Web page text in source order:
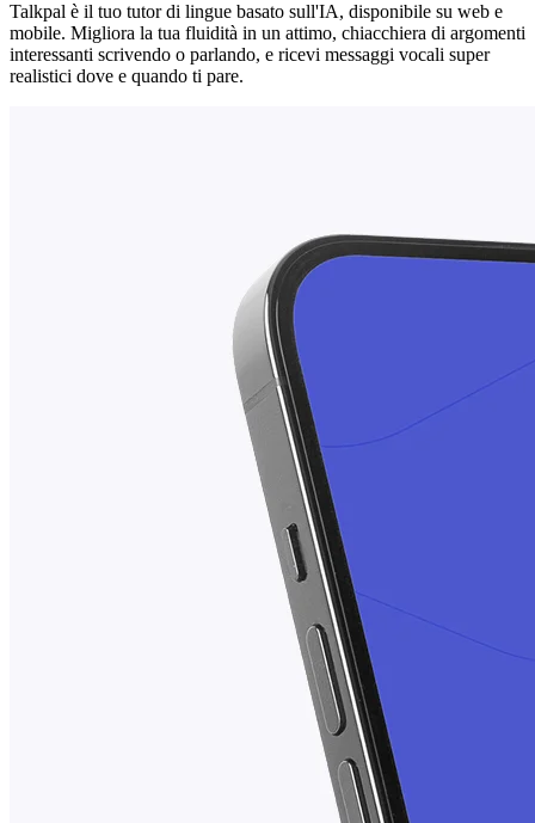
Talkpal è il tuo tutor di lingue basato sull'IA, disponibile su web e
mobile. Migliora la tua fluidità in un attimo, chiacchiera di argomenti
interessanti scrivendo o parlando, e ricevi messaggi vocali super
realistici dove e quando ti pare.